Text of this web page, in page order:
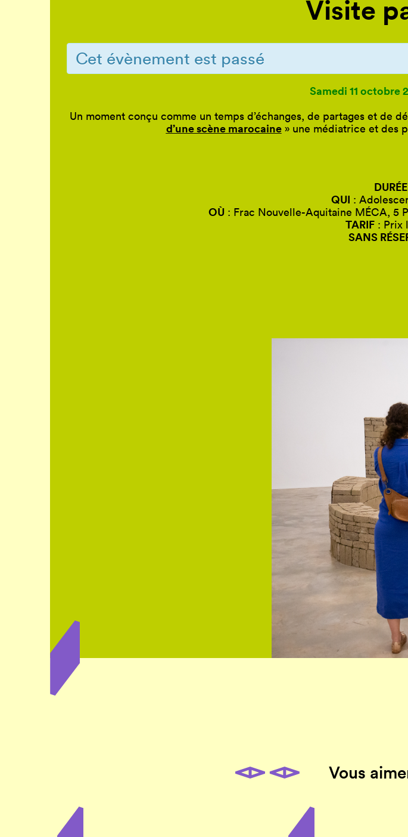
Visite
Cet évènement est passé
Samedi 11 octobre
Un moment conçu comme un temps d’échanges, de partages et de
d’une scène marocaine» une médiatrice et des
DURÉE
QUI :
OÙ : Frac Nouvelle-Aquitaine MÉCA, 5
TARIF : Prix
SANS
Vous